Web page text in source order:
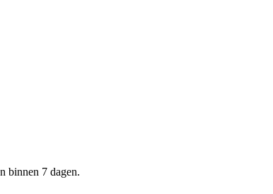
binnen 7 dagen.